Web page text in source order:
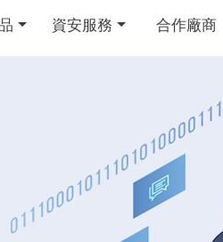
資安服務 合作廠商